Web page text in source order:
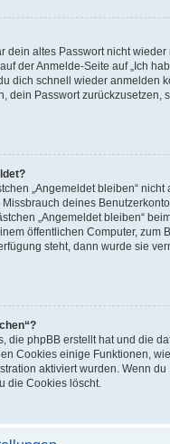
dein altes Passwort nicht
der Anmelde-Seite auf „Ich
dich schnell wieder anmelden
dein Passwort zurückzusetzen,
„Angemeldet bleiben“
deines
„Angemeldet bleiben“
öffentlichen Computer, zum
steht, dann wurde sie
die phpBB erstellt hat und die
Cookies einige Funktionen,
aktiviert wurden. Wenn
die Cookies löscht.